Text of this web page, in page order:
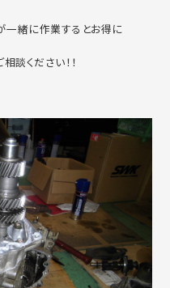
一緒に作業するとお得に
談ください！！